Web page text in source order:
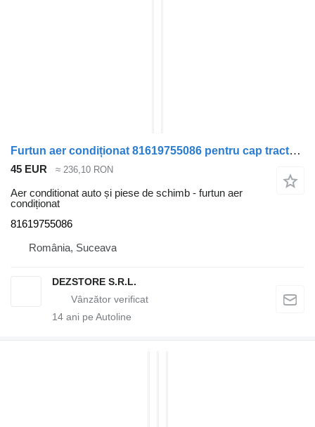
Furtun aer condiționat 81619755086 pentru cap tractor MAN TGX
45 EUR ≈ 236,10 RON
Aer conditionat auto și piese de schimb - furtun aer
condiționat
81619755086
România, Suceava
DEZSTORE S.R.L.
14 ani pe Autoline